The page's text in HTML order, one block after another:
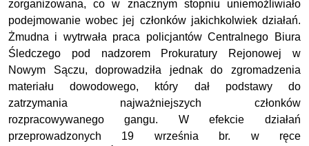
zorganizowana, co w znacznym stopniu uniemożliwiało
podejmowanie wobec jej członków jakichkolwiek działań.
Żmudna i wytrwała praca policjantów Centralnego Biura
Śledczego pod nadzorem Prokuratury Rejonowej w
Nowym Sączu, doprowadziła jednak do zgromadzenia
materiału dowodowego, który dał podstawy do
zatrzymania najważniejszych członków
rozpracowywanego gangu. W efekcie działań
przeprowadzonych 19 września br. w ręce